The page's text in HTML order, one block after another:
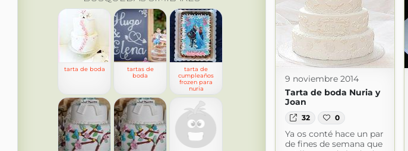
tarta de boda
tartas de
boda
tarta de
cumpleaños
frozen para
nuria
9 noviembre 2014
Tarta de boda Nuria y
Joan
32 0
Ya os conté hace un par
de fines de semana que